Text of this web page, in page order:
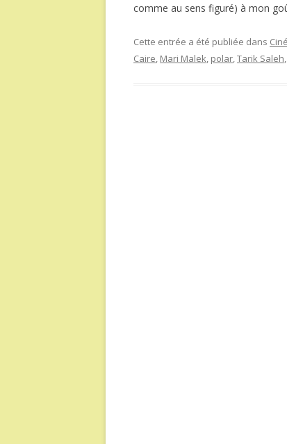
comme au sens figuré) à mon
Cette entrée a été publiée dans
Caire, Mari Malek, polar,Tarik Saleh,